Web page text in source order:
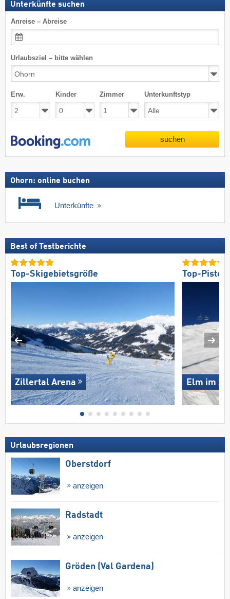
Unterkünfte suchen
Anreise – Abreise
Urlaubsziel – bitte wählen
Erw. Kinder Zimmer Unterkunftstyp
suchen
Ohorn: online buchen
Unterkünfte
Best of Testberichte
Top-Skigebietsgröße
Zillertal Arena
Top-
Elm im
Urlaubsregionen
Oberstdorf
anzeigen
Radstadt
anzeigen
Gröden (Val Gardena)
anzeigen